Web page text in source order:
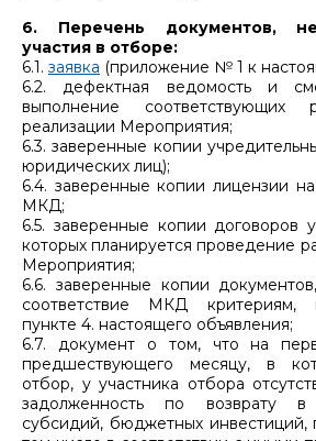
6. Перечень документов,
участия в отборе:
6.1. заявка (приложение № 1 к
6.2. дефектная ведомость и
выполнение
реализации Мероприятия;
6.3. заверенные копии
юридических лиц);
6.4. заверенные копии лицензии
МКД;
6.5. заверенные копии договоров
которых планируется проведение
Мероприятия;
6.6. заверенные копии
соответствие МКД критериям,
пункте 4. настоящего объявления;
6.7. документ о том, что на
предшествующего месяцу, в
отбор, у участника отбора
задолженность по возврату
субсидий, бюджетных инвестиций,